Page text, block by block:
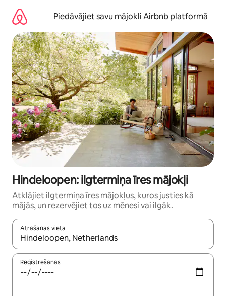
saturu
Piedāvājiet savu mājokli Airbnb platformā
Hindeloopen: ilgtermiņa īres mājokļi
Atklājiet ilgtermiņa īres mājokļus, kuros justies kā
mājās, un rezervējiet tos uz mēnesi vai ilgāk.
Atrašanās vieta
Kad rezultāti kļūs pieejami, izmantojiet bultiņu uz augšu un
Reģistrēšanās